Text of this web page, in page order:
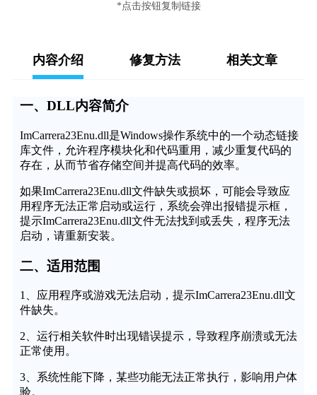
*点击按钮复制链接
内容介绍 修复方法 相关文章
一、DLL内容简介
ImCarrera23Enu.dll是Windows操作系统中的一个动态链接
库文件，允许程序模块化和代码重用，减少重复代码的
存在，从而节省存储空间并提高代码的效率。
如果ImCarrera23Enu.dll文件缺失或损坏，可能会导致应
用程序无法正常启动或运行，系统会弹出报错提示框，
提示ImCarrera23Enu.dll文件无法找到或丢失，程序无法
启动，请重新安装。
二、适用范围
1、应用程序或游戏无法启动，提示ImCarrera23Enu.dll文
件缺失。
2、运行相关软件时出现错误提示，导致程序崩溃或无法
正常使用。
3、系统性能下降，某些功能无法正常执行，影响用户体
验。